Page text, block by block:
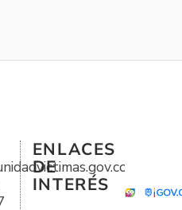
ENLACES
DE
INTERÉS